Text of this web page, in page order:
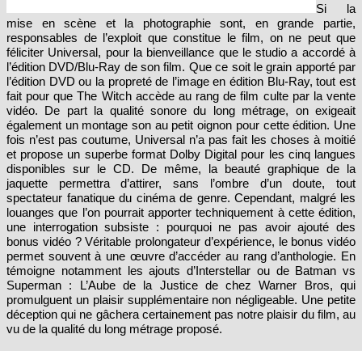
Si la
mise en scène et la photographie sont, en grande partie,
responsables de l’exploit que constitue le film, on ne peut que
féliciter Universal, pour la bienveillance que le studio a accordé à
l’édition DVD/Blu-Ray de son film. Que ce soit le grain apporté par
l’édition DVD ou la propreté de l’image en édition Blu-Ray, tout est
fait pour que The Witch accède au rang de film culte par la vente
vidéo. De part la qualité sonore du long métrage, on exigeait
également un montage son au petit oignon pour cette édition. Une
fois n’est pas coutume, Universal n’a pas fait les choses à moitié
et propose un superbe format Dolby Digital pour les cinq langues
disponibles sur le CD. De même, la beauté graphique de la
jaquette permettra d’attirer, sans l’ombre d’un doute, tout
spectateur fanatique du cinéma de genre. Cependant, malgré les
louanges que l’on pourrait apporter techniquement à cette édition,
une interrogation subsiste : pourquoi ne pas avoir ajouté des
bonus vidéo ? Véritable prolongateur d’expérience, le bonus vidéo
permet souvent à une œuvre d’accéder au rang d’anthologie. En
témoigne notamment les ajouts d’Interstellar ou de Batman vs
Superman : L’Aube de la Justice de chez Warner Bros, qui
promulguent un plaisir supplémentaire non négligeable. Une petite
déception qui ne gâchera certainement pas notre plaisir du film, au
vu de la qualité du long métrage proposé.